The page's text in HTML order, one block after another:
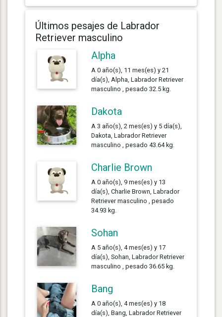
Últimos pesajes de Labrador
Retriever masculino
Alpha
A 0 año(s), 11 mes(es) y 21
día(s), Alpha, Labrador Retriever
masculino , pesado 32.5 kg.
Dakota
A 3 año(s), 2 mes(es) y 5 día(s),
Dakota, Labrador Retriever
masculino , pesado 43.64 kg.
Charlie Brown
A 0 año(s), 9 mes(es) y 13
día(s), Charlie Brown, Labrador
Retriever masculino , pesado
34.93 kg.
Sohan
A 5 año(s), 4 mes(es) y 17
día(s), Sohan, Labrador Retriever
masculino , pesado 36.65 kg.
Bang
A 0 año(s), 4 mes(es) y 18
día(s), Bang, Labrador Retriever